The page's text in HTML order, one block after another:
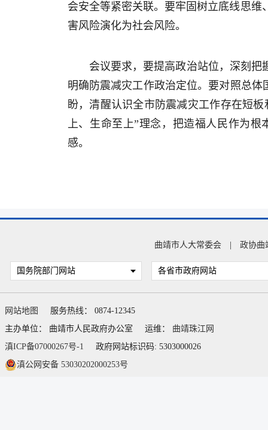
会安全等紧密关联。要牢固树立底线思
害风险演化为社会风险。
会议要求，要提高政治站位，深刻把
明确防震减灾工作政治定位。要对照总
盼，清醒认识全市防震减灾工作存在短
上、生命至上”理念，把造福人民作为
感。
曲靖市人大常委会 政协曲
国务院部门网站 各省市政府网站
网站地图
服务热线： 0874-12345
主办单位： 曲靖市人民政府办公室
运维： 曲靖珠江网
滇ICP备07000267号-1
政府网站标识码: 5303000026
滇公网安备 53030202000253号